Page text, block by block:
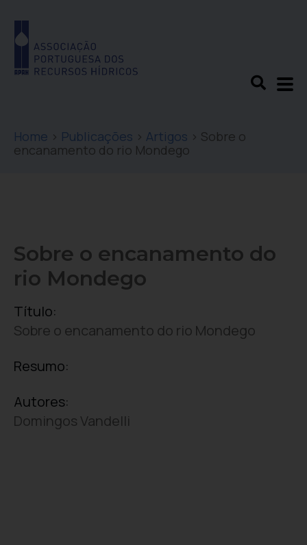
Home > Publicações > Artigos > Sobre o
encanamento do rio Mondego
Sobre o encanamento do
rio Mondego
Título:
Sobre o encanamento do rio Mondego
Resumo:
Autores:
Domingos Vandelli